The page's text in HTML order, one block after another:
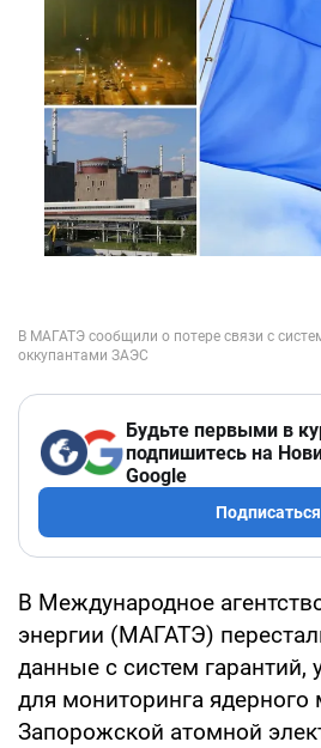
Будьте первыми в
подпишитесь на
Google
Подписаться
В Международное
энергии (МАГАТЭ)
данные с систем гарантий,
для мониторинга ядерного
Запорожской атомной